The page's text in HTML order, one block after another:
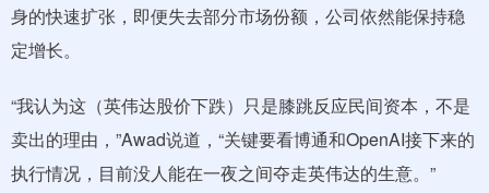
身的快速扩张，即便失去部分市场份额，公司依然能保持稳
定增长。
“我认为这（英伟达股价下跌）只是膝跳反应民间资本，不是
卖出的理由，”Awad说道，“关键要看博通和OpenAI接下来的
执行情况，目前没人能在一夜之间夺走英伟达的生意。”